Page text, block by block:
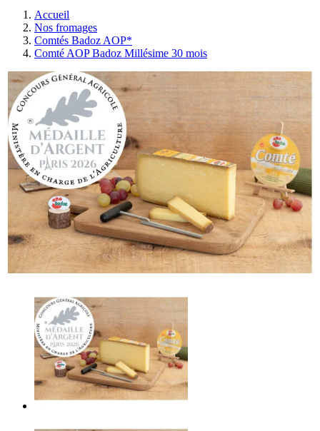
Accueil
Nos fromages
Comtés Badoz AOP*
Comté AOP Badoz Millésime 30 mois